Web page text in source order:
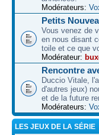
Modérateurs:
Petits
Vous venez de
en nous disant
toile et ce que
Modérateur:
Rencontre
Duccio Vitale,
d'autres jeux)
et de la future
Modérateurs:
LES JEUX DE LA SÉRIE